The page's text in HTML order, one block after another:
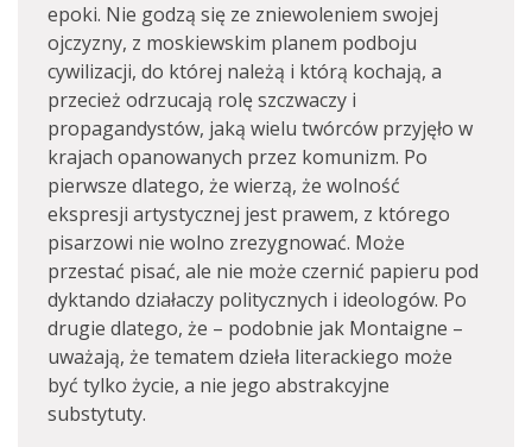
epoki. Nie godzą się ze zniewoleniem swojej
ojczyzny, z moskiewskim planem podboju
cywilizacji, do której należą i którą kochają, a
przecież odrzucają rolę szczwaczy i
propagandystów, jaką wielu twórców przyjęło w
krajach opanowanych przez komunizm. Po
pierwsze dlatego, że wierzą, że wolność
ekspresji artystycznej jest prawem, z którego
pisarzowi nie wolno zrezygnować. Może
przestać pisać, ale nie może czernić papieru pod
dyktando działaczy politycznych i ideologów. Po
drugie dlatego, że – podobnie jak Montaigne –
uważają, że tematem dzieła literackiego może
być tylko życie, a nie jego abstrakcyjne
substytuty.